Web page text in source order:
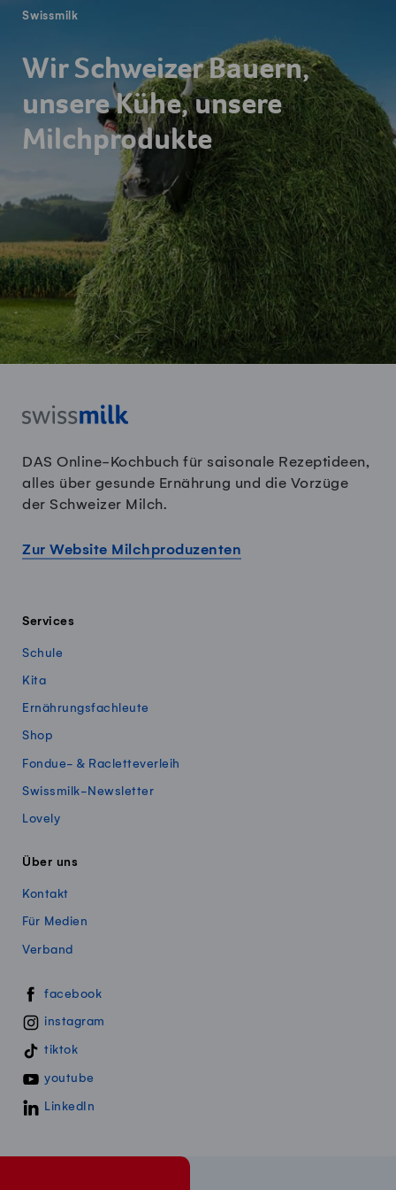
Swissmilk
Wir Schweizer Bauern,
unsere Kühe, unsere
Milchprodukte
DAS Online-Kochbuch für saisonale Rezeptideen,
alles über gesunde Ernährung und die Vorzüge
der Schweizer Milch.
Zur Website Milchproduzenten
Services
Schule
Kita
Ernährungsfachleute
Shop
Fondue- & Racletteverleih
Swissmilk-Newsletter
Lovely
Über uns
Kontakt
Für Medien
Verband
Swissmillk auf Social Media
facebook
instagram
tiktok
youtube
LinkedIn